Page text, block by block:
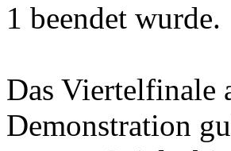
1 beendet wurde.
Das Viertelfinale
Demonstration